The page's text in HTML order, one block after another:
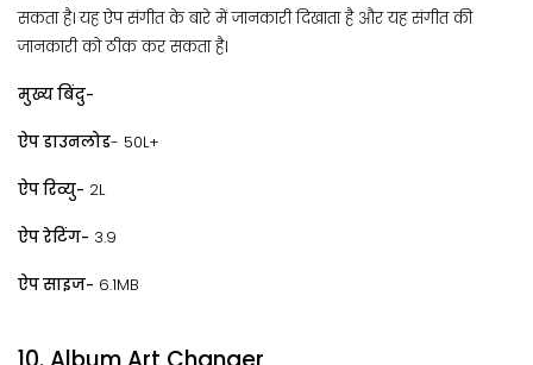
सकता है। यह ऐप संगीत के बारे में जानकारी दिखाता है और यह संगीत की
जानकारी को ठीक कर सकता है।
मुख्य बिंदु-
ऐप डाउनलोड- 50L+
ऐप रिव्यु- 2L
ऐप रेटिंग- 3.9
ऐप साइज- 6.1MB